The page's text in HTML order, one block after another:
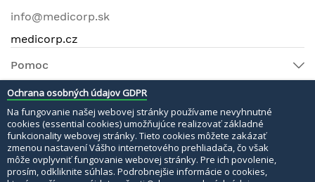
info@medicorp.sk
medicorp.cz
Pomoc
© 2022 MEDI MATERI s.r.o. Všetky práva vyhradené.
Bezpečné platby:
Ochrana osobných údajov GDPR
Na fungovanie našej webovej stránky používame nevyhnutné
cookies (essential cookies) umožňujúce realizovať základné
funkcionality webovej stránky. Tieto cookies môžete zakázať
zmenou nastavení Vášho internetového prehliadača, čo však
môže ovplyvniť fungovanie webovej stránky. Pre ich povolenie,
prosím, odkliknite súhlas. Podrobnejšie informácie o cookies,